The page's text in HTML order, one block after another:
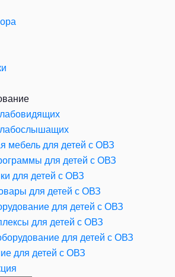
мебель для детей с ОВЗ
для детей с ОВЗ
для детей с ОВЗ
для детей с ОВЗ
для детей с ОВЗ
для детей с ОВЗ
для детей с ОВЗ
для детей с ОВЗ